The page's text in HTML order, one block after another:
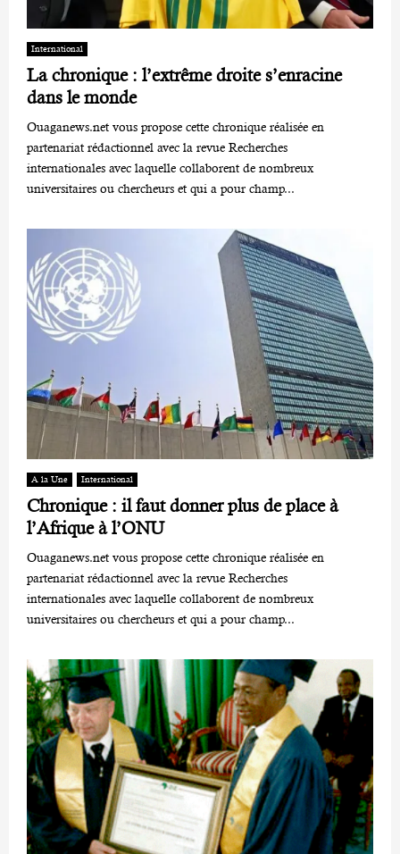
International
La chronique : l’extrême droite s’enracine
dans le monde
Ouaganews.net vous propose cette chronique réalisée en
partenariat rédactionnel avec la revue Recherches
internationales avec laquelle collaborent de nombreux
universitaires ou chercheurs et qui a pour champ...
A la Une International
Chronique : il faut donner plus de place à
l’Afrique à l’ONU
Ouaganews.net vous propose cette chronique réalisée en
partenariat rédactionnel avec la revue Recherches
internationales avec laquelle collaborent de nombreux
universitaires ou chercheurs et qui a pour champ...